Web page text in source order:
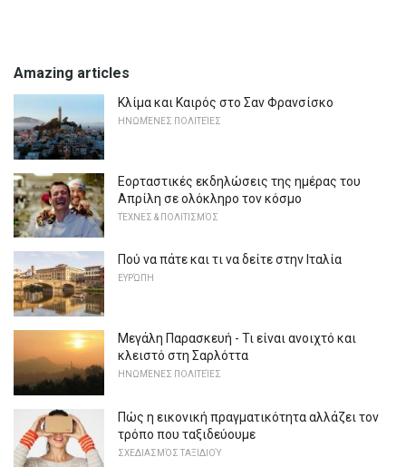
Amazing articles
Κλίμα και Καιρός στο Σαν Φρανσίσκο
ΗΝΩΜΈΝΕΣ ΠΟΛΙΤΕΊΕΣ
Εορταστικές εκδηλώσεις της ημέρας του
Απρίλη σε ολόκληρο τον κόσμο
ΤΈΧΝΕΣ & ΠΟΛΙΤΙΣΜΌΣ
Πού να πάτε και τι να δείτε στην Ιταλία
ΕΥΡΏΠΗ
Μεγάλη Παρασκευή - Τι είναι ανοιχτό και
κλειστό στη Σαρλόττα
ΗΝΩΜΈΝΕΣ ΠΟΛΙΤΕΊΕΣ
Πώς η εικονική πραγματικότητα αλλάζει τον
τρόπο που ταξιδεύουμε
ΣΧΕΔΙΑΣΜΌΣ ΤΑΞΙΔΙΟΎ